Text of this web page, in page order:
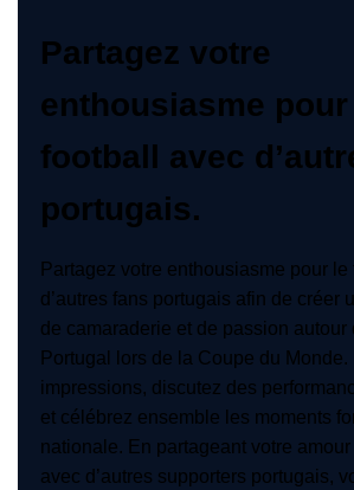
Partagez votre
enthousiasme pour
football avec
portugais.
Partagez votre enthousiasme pour le
d’autres fans portugais afin de créer
de camaraderie et de passion autour
Portugal lors de la Coupe du
impressions, discutez des
et célébrez ensemble les moments
nationale. En partageant votre amour
avec d’autres supporters portugais,